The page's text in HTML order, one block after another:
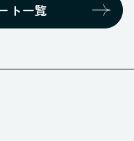
ト一覧